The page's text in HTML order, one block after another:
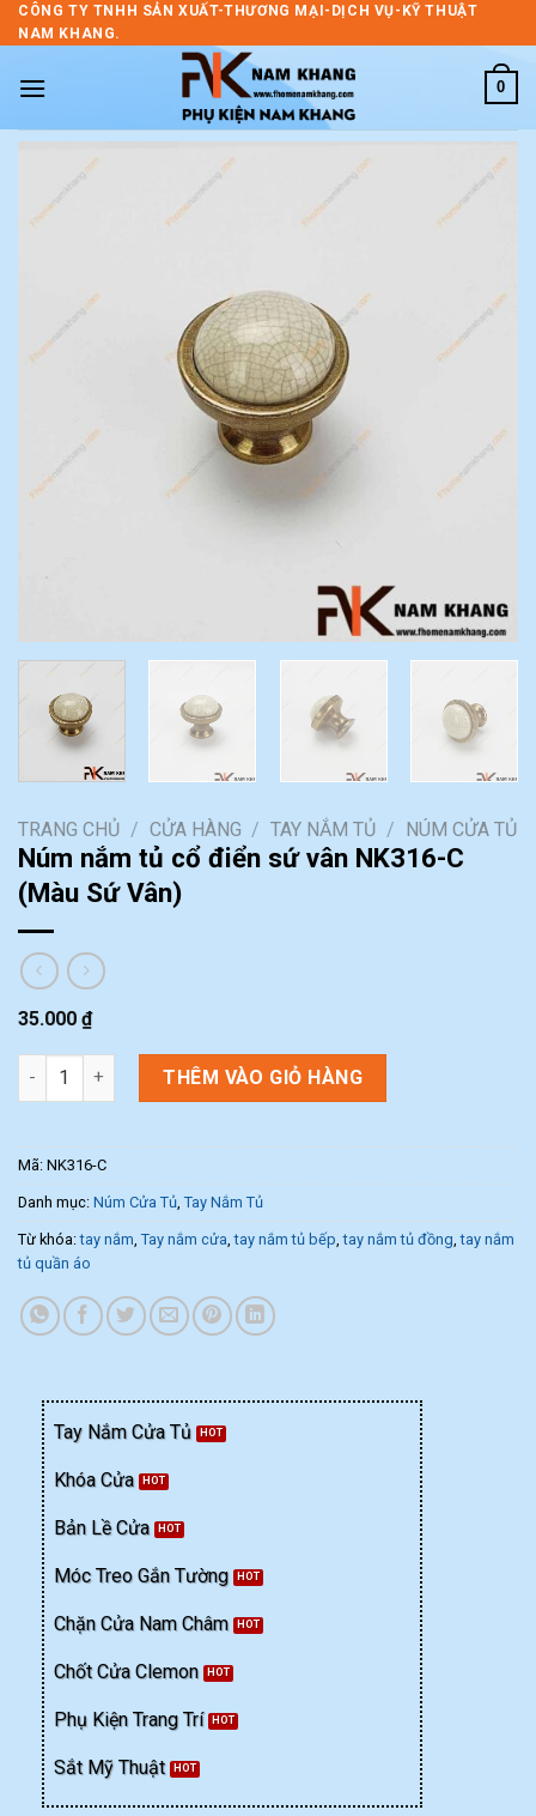
Skip
to
CÔNG TY TNHH SẢN XUẤT-THƯƠNG MẠI-DỊCH VỤ-KỸ THUẬT
NAM KHANG.
0
TRANG CHỦ / CỬA HÀNG / TAY NẮM TỦ / NÚM CỬA TỦ
Núm nắm tủ cổ điển sứ vân NK316-C
(Màu Sứ Vân)
35.000 ₫
Núm nắm tủ cổ điển sứ vân NK316-C (Màu Sứ Vân) số lượng
THÊM VÀO GIỎ HÀNG
Mã: NK316-C
Danh mục: Núm Cửa Tủ Tay Nắm Tủ
Từ khóa:tay nắm Tay nắm cửa ,tay nắm tủ bếp ,tay nắm tủ đồng ,tay nắm
tủ quần áo
Tay Nắm Cửa Tủ
Khóa Cửa
Bản Lề Cửa
Móc Treo Gắn Tường
Chặn Cửa Nam Châm
Chốt Cửa Clemon
Phụ Kiện Trang Trí
Sắt Mỹ Thuật